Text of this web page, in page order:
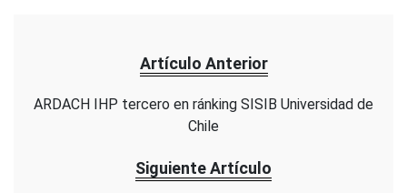
Artículo Anterior
ARDACH IHP tercero en ránking SISIB Universidad de
Chile
Siguiente Artículo